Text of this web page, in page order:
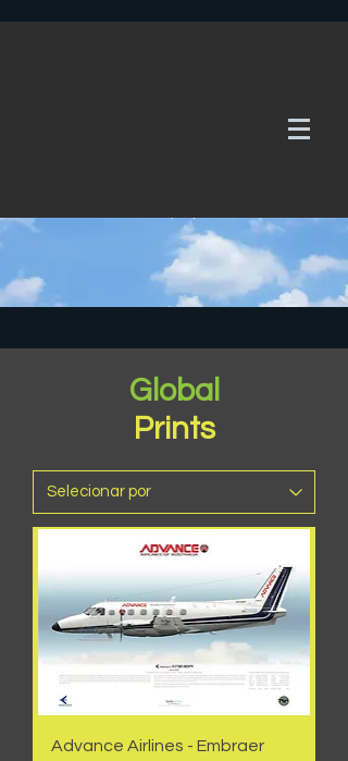
Global
Prints
Advance Airlines - Embraer